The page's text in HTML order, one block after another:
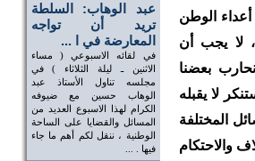
عبد الوهاب: السلطة
تريد أن تواجه
المعارضة في ا ...
في لقائه الاسبوعي ( مساء
الاثنين ـ ليلة الثلاثاء ) في
مجلسه تناول الأستاذ عبد
الوهاب حسين مع ضيوفه
الكرام لهذا الاسبوع العديد من
المسائل والقضايا على الساحة
الوطنية ، ننقل لكم أهم ما جاء
فيها . ...
الوطن
لا يجب أن
بعضنا
لا يقبله
المختلفة
والاحتكام